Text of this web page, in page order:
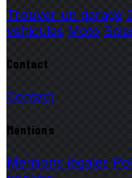
Trouver un garage
véhicules Moto
Contact
Contact
Mentions
Mentions légales